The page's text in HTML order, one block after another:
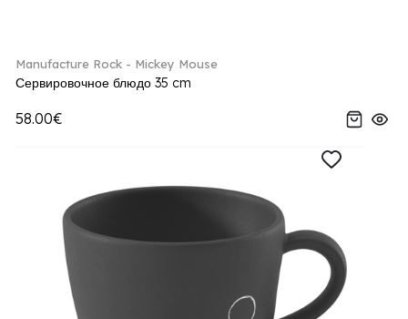
Manufacture Rock - Mickey Mouse
Сервировочное блюдо 35 cm
58.00€